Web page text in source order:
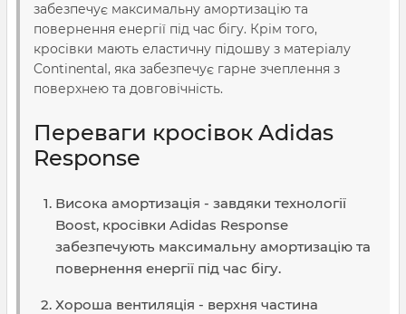
забезпечує максимальну амортизацію та
повернення енергії під час бігу. Крім того,
кросівки мають еластичну підошву з матеріалу
Continental, яка забезпечує гарне зчеплення з
поверхнею та довговічність.
Переваги кросівок Adidas
Response
Висока амортизація - завдяки технології
Boost, кросівки Adidas Response
забезпечують максимальну амортизацію та
повернення енергії під час бігу.
Хороша вентиляція - верхня частина